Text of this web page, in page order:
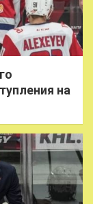
на